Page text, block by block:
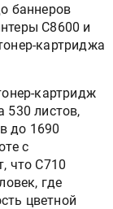
баннеров
C8600 и
картриджа
картридж
530 листов,
до 1690
с
что C710
где
цветной